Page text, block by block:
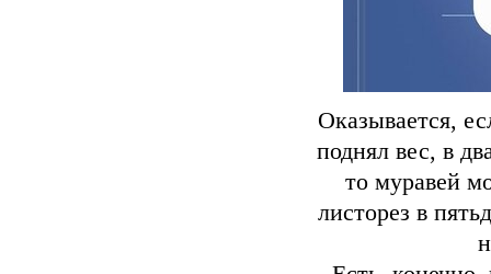
Оказывается,
поднял вес, в
то муравей
листорез в